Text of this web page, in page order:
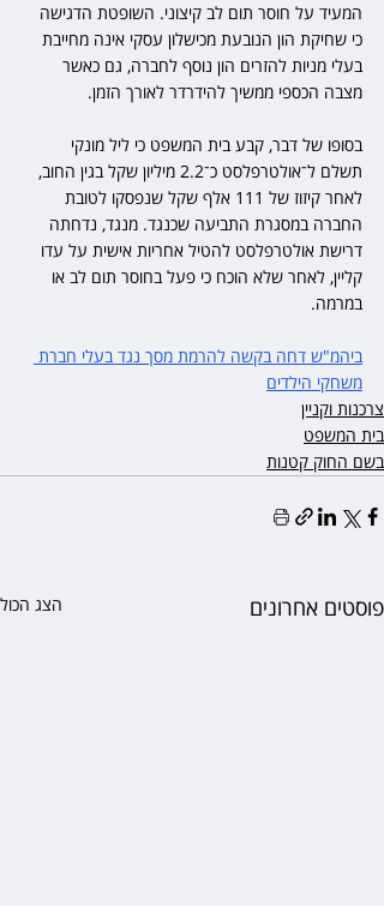
המעיד על חוסר תום לב קיצוני. השופטת הדגישה
כי שחיקת הון הנובעת מכישלון עסקי אינה מחייבת
בעלי מניות להזרים הון נוסף לחברה, גם כאשר
מצבה הכספי ממשיך להידרדר לאורך הזמן.
בסופו של דבר, קבע בית המשפט כי ליל מונקי
תשלם ל־אולטרפלסט כ־2.2 מיליון שקל בגין החוב,
לאחר קיזוז של 111 אלף שקל שנפסקו לטובת
החברה במסגרת התביעה שכנגד. מנגד, נדחתה
דרישת אולטרפלסט להטיל אחריות אישית על עדו
קליין, לאחר שלא הוכח כי פעל בחוסר תום לב או
במרמה.
ביהמ"ש דחה בקשה להרמת מסך נגד בעלי חברת
משחקי הילדים
צרכנות וקניין
בית המשפט
בשם החוק קטנות
פוסטים אחרונים הצג הכול